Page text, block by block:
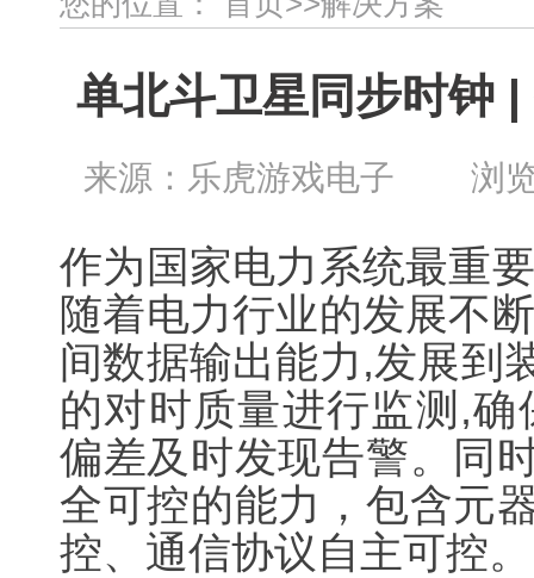
单北斗卫星同步时钟
来源：乐虎游戏电子 浏
作为国家电力系统最重
随着电力行业的发展不
间数据输出能力,发展到
的对时质量进行监测,
偏差及时发现告警。同
全可控的能力，包含元
控、通信协议自主可控。